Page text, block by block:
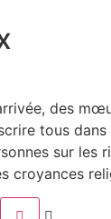
des
tous
sur les
croyances